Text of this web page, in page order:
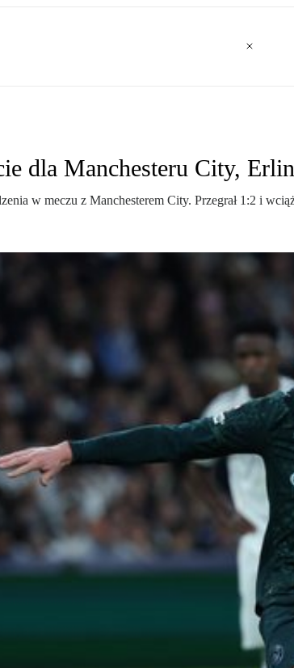
dla Manchesteru City,
w meczu z Manchesterem City. Przegrał 1:2 i